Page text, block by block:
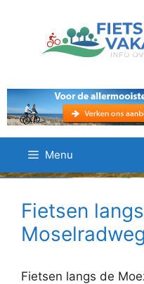
Menu
Fietsen
Moselradweg
Fietsen langs de